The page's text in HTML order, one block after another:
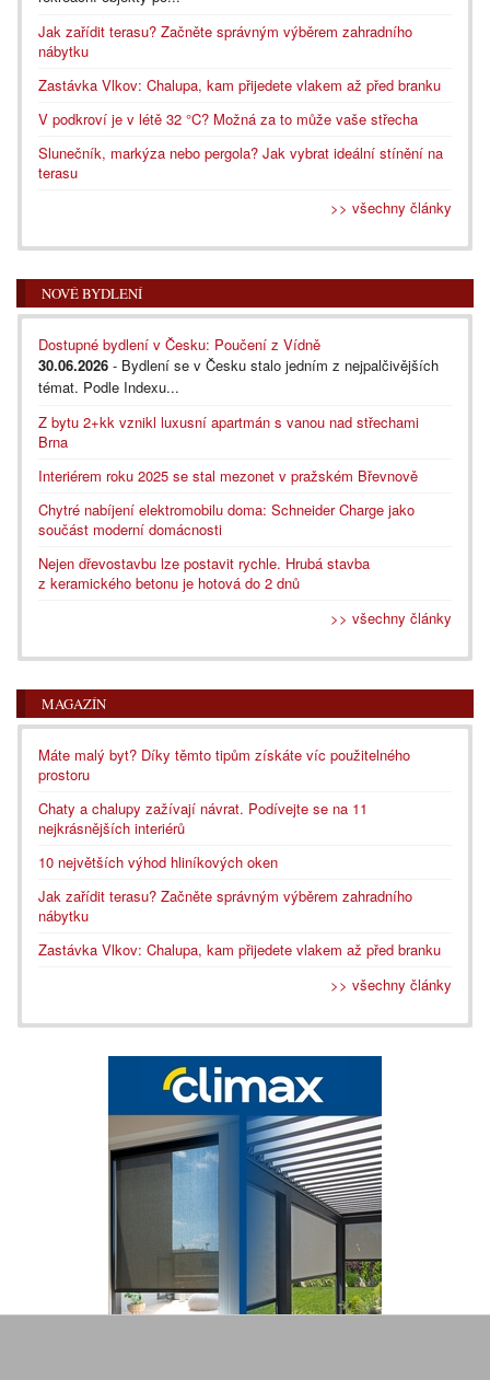
Jak zařídit terasu? Začněte správným výběrem zahradního
nábytku
Zastávka Vlkov: Chalupa, kam přijedete vlakem až před branku
V podkroví je v létě 32 °C? Možná za to může vaše střecha
Slunečník, markýza nebo pergola? Jak vybrat ideální stínění na
terasu
>> všechny články
NOVÉ BYDLENÍ
Dostupné bydlení v Česku: Poučení z Vídně
30.06.2026 - Bydlení se v Česku stalo jedním z nejpalčivějších
témat. Podle Indexu...
Z bytu 2+kk vznikl luxusní apartmán s vanou nad střechami
Brna
Interiérem roku 2025 se stal mezonet v pražském Břevnově
Chytré nabíjení elektromobilu doma: Schneider Charge jako
součást moderní domácnosti
Nejen dřevostavbu lze postavit rychle. Hrubá stavba
z keramického betonu je hotová do 2 dnů
>> všechny články
MAGAZÍN
Máte malý byt? Díky těmto tipům získáte víc použitelného
prostoru
Chaty a chalupy zažívají návrat. Podívejte se na 11
nejkrásnějších interiérů
10 největších výhod hliníkových oken
Jak zařídit terasu? Začněte správným výběrem zahradního
nábytku
Zastávka Vlkov: Chalupa, kam přijedete vlakem až před branku
>> všechny články